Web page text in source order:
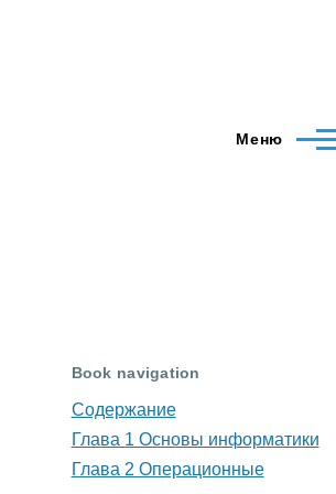
Меню
Book navigation
Содержание
Глава 1 Основы информатики
Глава 2 Операционные